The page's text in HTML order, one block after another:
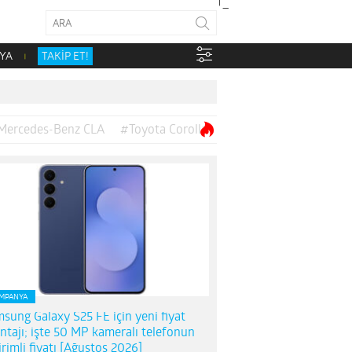
TAKİP ET!
Benz CLA #Toyota Corolla
Galaxy S25 FE için yeni fiyat
işte 50 MP kameralı telefonun
fiyatı [Ağustos 2026]